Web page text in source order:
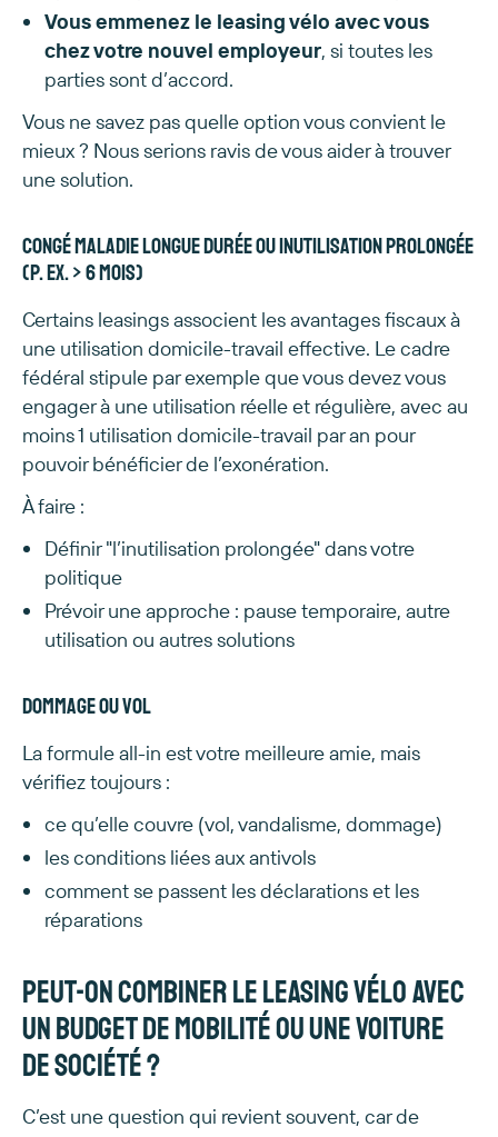
Vous emmenez le leasing vélo avec vous
chez votre nouvel employeur, si toutes les
parties sont d’accord.
Vous ne savez pas quelle option vous convient le
mieux ? Nous serions ravis de vous aider à trouver
une solution.
Congé maladie longue durée ou inutilisation prolongée
(p. ex. > 6 mois)
Certains leasings associent les avantages fiscaux à
une utilisation domicile-travail effective. Le cadre
fédéral stipule par exemple que vous devez vous
engager à une utilisation réelle et régulière, avec au
moins 1 utilisation domicile-travail par an pour
pouvoir bénéficier de l’exonération.
À faire :
Définir "l’inutilisation prolongée" dans votre
politique
Prévoir une approche : pause temporaire, autre
utilisation ou autres solutions
Dommage ou vol
La formule all-in est votre meilleure amie, mais
vérifiez toujours :
ce qu’elle couvre (vol, vandalisme, dommage)
les conditions liées aux antivols
comment se passent les déclarations et les
réparations
Peut-on combiner le leasing vélo avec
un budget de mobilité ou une voiture
de société ?
C’est une question qui revient souvent, car de